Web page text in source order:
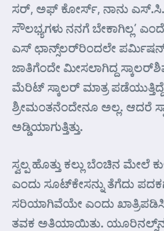
ಸರ್, ಅಫ್ ಕೋರ್ಸ್, ನಾನು
ಸೌಲಭ್ಯಗಳು ನನಗೆ ಬೇಕಾಗಿಲ್ಲ’
ಎಸ್ ಛಾನ್ಸ್‌ಲರ್‌ರಿಂದಲೇ ಪರ್ಮಿಷನ್
ಜಾತಿಗೆಂದೇ ಮೀಸಲಾಗಿದ್ದ
ಮೆರಿಟ್ ಸ್ಕಾಲರ್ ಮಾತ್ರ
ಶ್ರೀಮಂತನೆಂದೇನೂ ಅಲ್ಲ. ಆದರೆ
ಅಡ್ಡಿಯಾಗುತ್ತಿತ್ತು.
ಸ್ವಲ್ಪ ಹೊತ್ತು ಕಲ್ಲು ಬೆಂಚಿನ ಮೇಲೆ
ಎಂದು ಸೂಟ್‌ಕೇಸನ್ನು ತೆಗೆದು
ಸರಿಯಾಗಿವೆಯೇ ಎಂದು ಖಾತ್ರಿಪಡಿಸಿ
ತವಕ ಅತಿಯಾಯಿತು.